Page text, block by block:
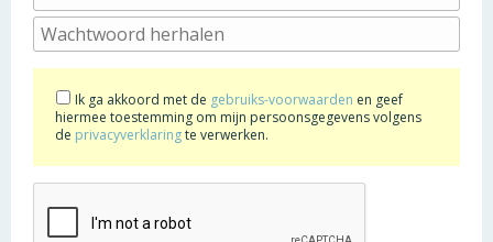
Ik ga akkoord met de gebruiks-voorwaarden en geef
hiermee toestemming om mijn persoonsgegevens volgens
de privacyverklaringte verwerken.